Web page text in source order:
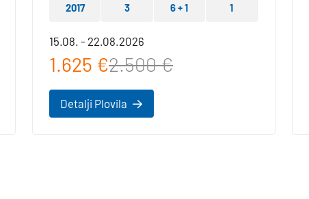
2017
3
6 + 1
1
15.08. - 22.08.2026
1.625 €2.500 €
Detalji Plovila